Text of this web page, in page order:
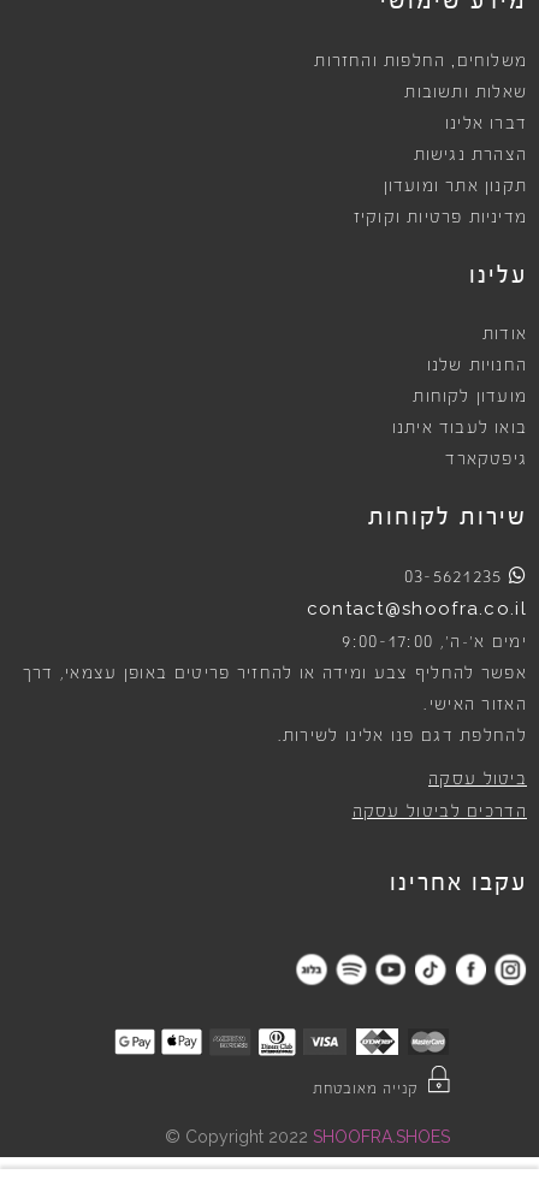
משלוחים , החלפות והחזרות
שאלות ותשובות
דברו אלינו
הצהרת נגישות
תקנון אתר ומועדון
מדיניות פרטיות וקוקיז
עלינו
אודות
החנויות שלנו
מועדון לקוחות
בואו לעבוד איתנו
גיפטקארד
שירות לקוחות
03-5621235
contact@shoofra.co.il
ימים א׳-ה׳, 9:00-17:00
אפשר להחליף צבע ומידה או להחזיר פריטים באופן עצמאי, דרך
האזור האישי.
להחלפת דגם פנו אלינו לשירות.
ביטול עסקה
הדרכים לביטול עסקה
עקבו אחרינו
קנייה מאובטחת
Copyright 2022 SHOOFRA.SHOES
©